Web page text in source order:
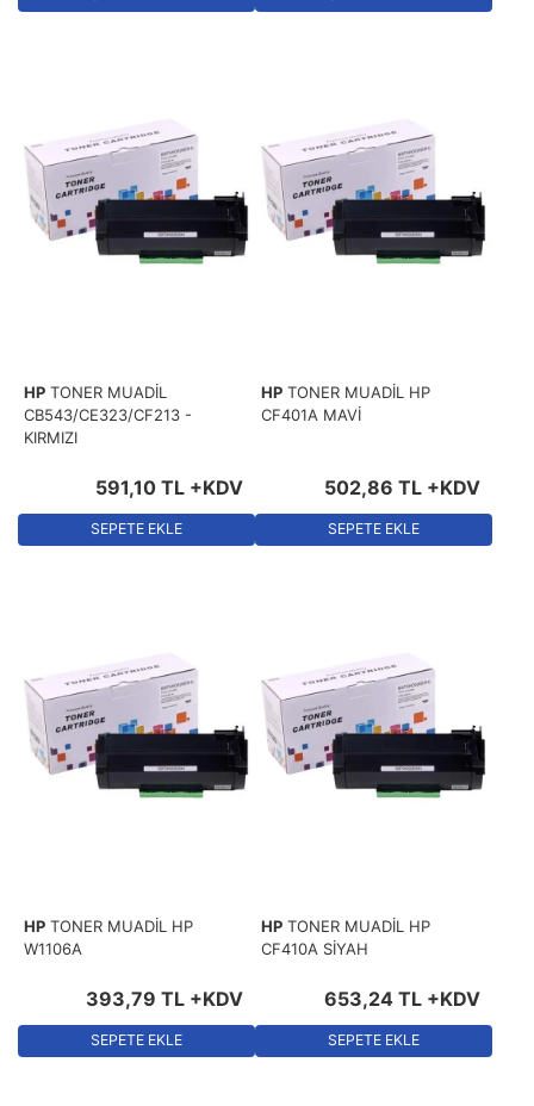
HP TONER MUADİL
CB543/CE323/CF213 -
KIRMIZI
591,10 TL +KDV
SEPETE EKLE
HP TONER MUADİL HP
CF401A MAVİ
502,86 TL +KDV
SEPETE EKLE
HP TONER MUADİL HP
W1106A
393,79 TL +KDV
SEPETE EKLE
HP TONER MUADİL HP
CF410A SİYAH
653,24 TL +KDV
SEPETE EKLE